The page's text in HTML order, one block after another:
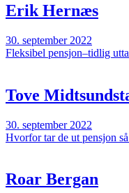
Erik Hernæs
30. september 2022
Fleksibel pensjon–tidlig
Tove
30. september 2022
Hvorfor tar de ut pensjon
Roar Bergan